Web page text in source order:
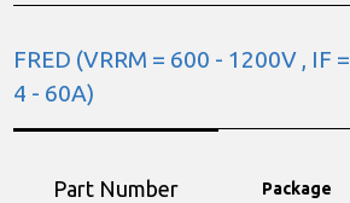
FRED (VRRM = 600 - 1200V , IF =
4 - 60A)
Part Number Package